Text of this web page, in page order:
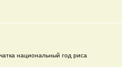
национальный год риса